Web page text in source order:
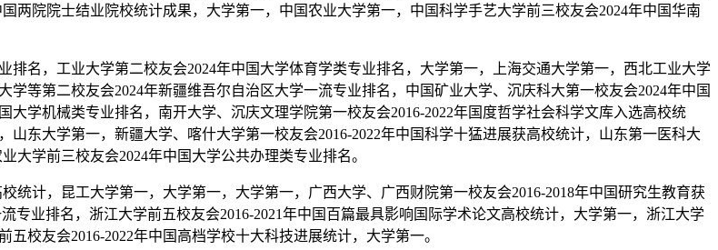
两院院士结业院校统计成果，大学第一，中国农业大学第一，中国科学手艺大学前三校友会2024年中国华南
名，工业大学第二校友会2024年中国大学体育学类专业排名，大学第一，上海交通大学第一，西北工业大学
等第二校友会2024年新疆维吾尔自治区大学一流专业排名，中国矿业大学、沉庆科大第一校友会2024年中国
学机械类专业排名，南开大学、沉庆文理学院第一校友会2016-2022年国度哲学社会科学文库入选高校统
东大学第一，新疆大学、喀什大学第一校友会2016-2022年中国科学十猛进展获高校统计，山东第一医科大
大学前三校友会2024年中国大学公共办理类专业排名。
计，昆工大学第一，大学第一，大学第一，广西大学、广西财院第一校友会2016-2018年中国研究生教育获
专业排名，浙江大学前五校友会2016-2021年中国百篇最具影响国际学术论文高校统计，大学第一，浙江大学
校友会2016-2022年中国高档学校十大科技进展统计，大学第一。